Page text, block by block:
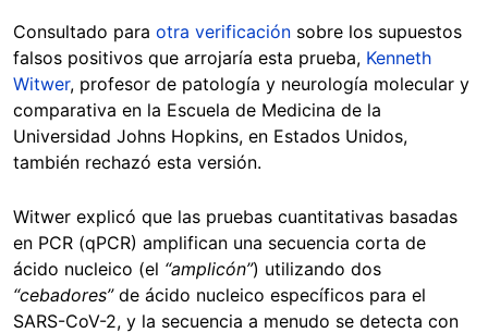
Consultado para otra verificación sobre los supuestos
falsos positivos que arrojaría esta prueba, Kenneth
Witwer, profesor de patología y neurología molecular y
comparativa en la Escuela de Medicina de la
Universidad Johns Hopkins, en Estados Unidos,
también rechazó esta versión.
Witwer explicó que las pruebas cuantitativas basadas
en PCR (qPCR) amplifican una secuencia corta de
ácido nucleico (el “amplicón”) utilizando dos
“cebadores” de ácido nucleico específicos para el
SARS-CoV-2, y la secuencia a menudo se detecta con